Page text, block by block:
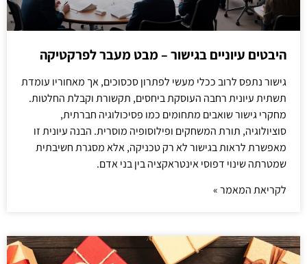
היבטים עיוניים בגישור – מבט מעבר לפרקטיקה
גישור נתפס לרוב ככלי מעשי לפתרון סכסוכים, אך מאחוריו עומדת
תשתית עיונית רחבה העוסקת ביחסים, תקשורת וקבלת החלטות.
מחקרי גישור שואבים מתחומים כמו פסיכולוגיה חברתית,
סוציולוגיה, תורת המשחקים ופילוסופיה מוסרית. הבנה עיונית זו
מאפשרת לראות בגישור לא רק טכניקה, אלא מסגרת חשיבתית
שמטרתה שינוי דפוסי אינטראקציה בין בני אדם.
לקריאת המאמר »